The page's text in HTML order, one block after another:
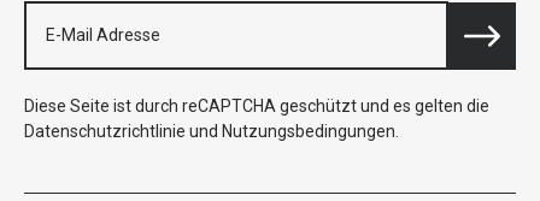
Diese Seite ist durch reCAPTCHA geschützt und es gelten die
Datenschutzrichtlinie und Nutzungsbedingungen